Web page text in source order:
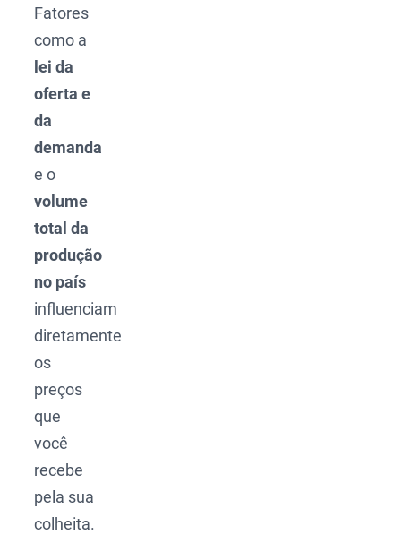
Fatores
como a
lei da
oferta e
da
demanda
e o
volume
total da
produção
no país
influenciam
diretamente
os
preços
que
você
recebe
pela sua
colheita.